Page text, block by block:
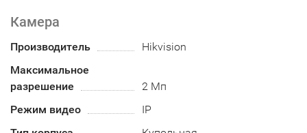
Камера
Производитель
Hikvision
Максимальное
разрешение
2 Мп
Режим видео
IP